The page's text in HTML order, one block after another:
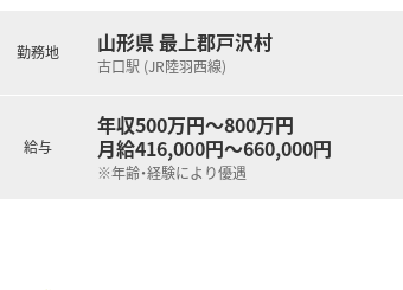
勤務地 山形県 最上郡戸沢村
古口駅 (JR陸羽西線)
給与
年収500万円～800万円
月給416,000円～660,000円
※年齢・経験により優遇